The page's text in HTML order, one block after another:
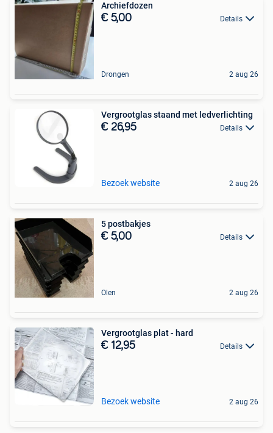
Archiefdozen
€ 5,00 Details
Drongen 2 aug 26
Vergrootglas staand met ledverlichting
€ 26,95 Details
Bezoek website 2 aug 26
5 postbakjes
€ 5,00 Details
Olen 2 aug 26
Vergrootglas plat - hard
€ 12,95 Details
Bezoek website 2 aug 26